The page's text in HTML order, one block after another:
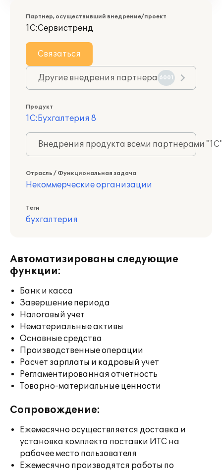
Партнер, осуществивший внедрение/проект
1С:Сервистренд
Связаться
Другие внедрения партнера 6001
Продукт
1С:Бухгалтерия 8
Внедрения продукта всеми партнерами
Отрасль / Функциональная задача
Некоммерческие организации
Теги
бухгалтерия
Автоматизированы следующие
функции:
Банк и касса
Завершение периода
Налоговый учет
Нематериальные активы
Основные средства
Производственные операции
Расчет зарплаты и кадровый учет
Регламентированная отчетность
Товарно-материальные ценности
Сопровождение:
Ежемесячно осуществляется доставка и
установка комплекта поставки ИТС на
рабочее место пользователя
Ежемесячно производятся работы по